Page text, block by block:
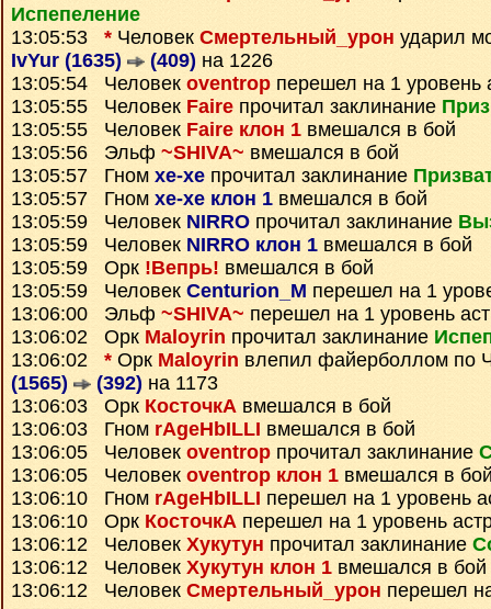
Испепеление
13:05:53 * Человек Смертельный_урон ударил
IvYur (1635)
(409) на 1226
13:05:54 Человек oventrop перешел на 1 уровень
13:05:55 Человек Faire прочитал заклинание
13:05:55 Человек Faire клон 1 вмешался в бой
13:05:56 Эльф ~SHIVA~ вмешался в бой
13:05:57 Гном xe-xe прочитал заклинание
13:05:57 Гном xe-xe клон 1 вмешался в бой
13:05:59 Человек NIRRO прочитал заклинание
13:05:59 Человек NIRRO клон 1 вмешался в бой
13:05:59 Орк !Вепрь! вмешался в бой
13:05:59 Человек Centurion_M перешел на 1
13:06:00 Эльф ~SHIVA~ перешел на 1 уровень
13:06:02 Орк Maloyrin прочитал заклинание
13:06:02 * Орк Maloyrin влепил файерболлом по
(1565)
(392) на 1173
13:06:03 Орк КосточкА вмешался в бой
13:06:03 Гном rAgeHbILLI вмешался в бой
13:06:05 Человек oventrop прочитал заклинание
13:06:05 Человек oventrop клон 1 вмешался в
13:06:10 Гном rAgeHbILLI перешел на 1 уровень
13:06:10 Орк КосточкА перешел на 1 уровень
13:06:12 Человек Хукутун прочитал заклинание
13:06:12 Человек Хукутун клон 1 вмешался в бой
13:06:12 Человек Смертельный_урон перешел